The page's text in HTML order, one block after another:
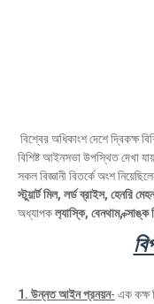
বিশ্বের অধিকাংশ দেশে দ্বিকক্ষ
বিশিষ্ট আইনসভা উপস্থিত দেখা
সকল বিজ্ঞানী বিতর্কে অংশ
স্টুয়ার্ট মিল, লর্ড ব্রাইস, হেনরি
অধ্যাপকল‍্যাস্কি, বেনথাম, ক্সাঙ্ক
1. উন্নত আইন প্রনয়ন- এক কক্ষ